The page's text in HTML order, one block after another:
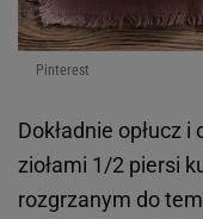
Pinterest
Dokładnie opłucz
ziołami 1/2 piersi
rozgrzanym do